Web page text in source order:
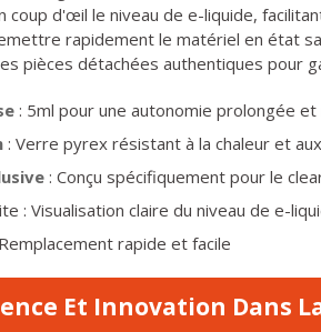
coup d'œil le niveau de e-liquide,
rapidement le matériel en état
pièces détachées authentiques pour
: 5ml pour une autonomie prolongée
: Verre pyrex résistant à la chaleur et
: Conçu spécifiquement pour le
: Visualisation claire du niveau de e-
rapide et facile
Et Innovation Dans